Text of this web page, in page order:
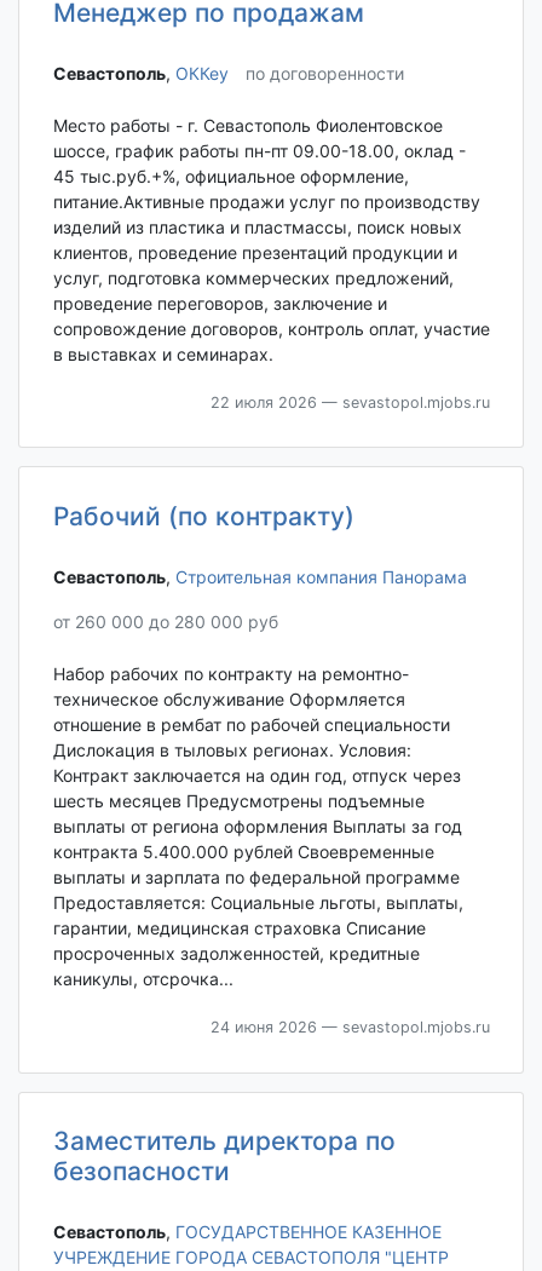
Менеджер по продажам
Севастополь‎, ОККеу по договоренности
Место работы - г. Севастополь Фиолентовское
шоссе, график работы пн-пт 09.00-18.00, оклад -
45 тыс.руб.+%, официальное оформление,
питание.Активные продажи услуг по производству
изделий из пластика и пластмассы, поиск новых
клиентов, проведение презентаций продукции и
услуг, подготовка коммерческих предложений,
проведение переговоров, заключение и
сопровождение договоров, контроль оплат, участие
в выставках и семинарах.
22 июля 2026 — sevastopol.mjobs.ru
Рабочий (по контракту)
Севастополь‎, Строительная компания Панорама
от 260 000 до 280 000 руб
Набор рабочих по контракту на ремонтно-
техническое обслуживание Оформляется
отношение в рембат по рабочей специальности
Дислокация в тыловых регионах. Условия:
Контракт заключается на один год, отпуск через
шесть месяцев Предусмотрены подъемные
выплаты от региона оформления Выплаты за год
контракта 5.400.000 рублей Своевременные
выплаты и зарплата по федеральной программе
Предоставляется: Социальные льготы, выплаты,
гарантии, медицинская страховка Списание
просроченных задолженностей, кредитные
каникулы, отсрочка...
24 июня 2026 — sevastopol.mjobs.ru
Заместитель директора по
безопасности
Севастополь‎, ГОСУДАРСТВЕННОЕ КАЗЕННОЕ
УЧРЕЖДЕНИЕ ГОРОДА СЕВАСТОПОЛЯ "ЦЕНТР